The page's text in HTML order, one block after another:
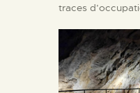
traces